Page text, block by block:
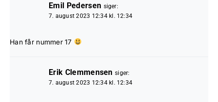
Emil Pedersen siger:
7. august 2023 12:34 kl. 12:34
Han får nummer 17
Erik Clemmensen siger:
7. august 2023 12:34 kl. 12:34